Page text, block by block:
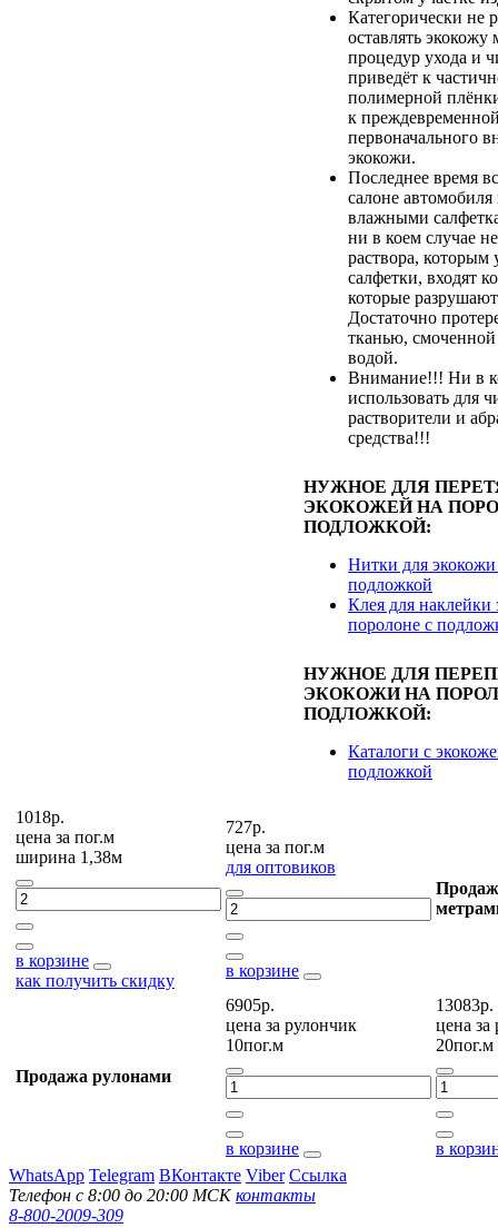
Категорически не
оставлять экокожу
процедур ухода и
приведёт к
полимерной
к
первоначального
экокожи.
Последнее время
салоне
влажными
ни в коем случае
раствора,
салфетки, входят
которые
Достаточно
тканью,
водой.
Внимание!!! Ни в
использовать для
растворители и
средства!!!
НУЖНОЕ ДЛЯ
ЭКОКОЖЕЙ НА
ПОДЛОЖКОЙ:
Нитки для
подложкой
Клея для наклейки
поролоне с
НУЖНОЕ ДЛЯ
ЭКОКОЖИ НА
ПОДЛОЖКОЙ:
Каталоги с
подложкой
1018р.
цена за пог.м
ширина 1,38м
в корзине
как получить скидку
727р.
цена за пог.м
для оптовиков
в корзине
Продажа рулонами
6905р.
цена за рулончик
10пог.м
в корзине
13083р.
цена за
20пог.м
в
WhatsApp Telegram ВКонтакте Viber Ссылка
Телефон с 8:00 до 20:00 МСКконтакты
8-800-2009-309